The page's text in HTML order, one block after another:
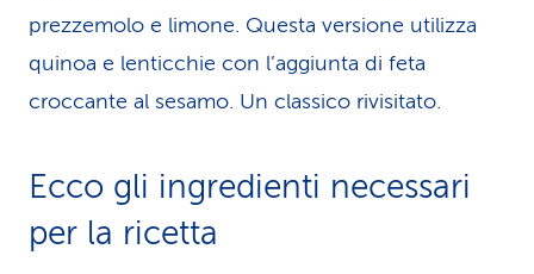
prezzemolo e limone. Questa versione utilizza
quinoa e lenticchie con l’aggiunta di feta
croccante al sesamo. Un classico rivisitato.
Ecco gli ingredienti necessari
per la ricetta